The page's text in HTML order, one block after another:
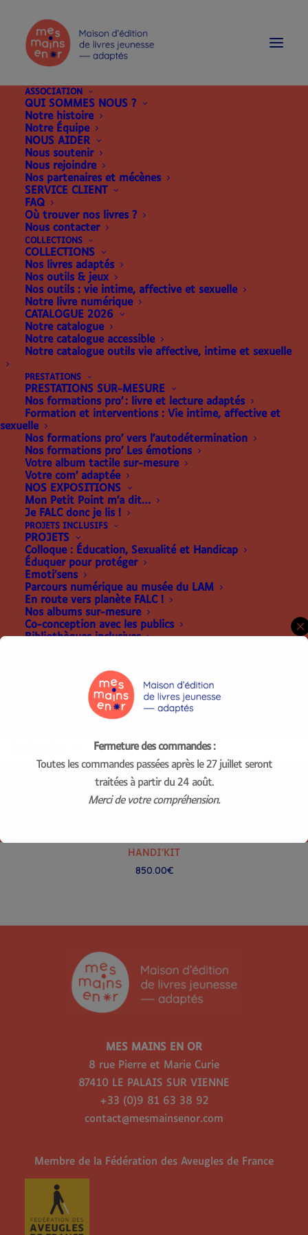
ASSOCIATION
QUI SOMMES NOUS ?
Notre histoire
Notre Équipe
NOUS AIDER
Nous soutenir
Nous rejoindre
Nos partenaires et mécènes
SERVICE CLIENT
FAQ
Où trouver nos livres ?
Nous contacter
COLLECTIONS
COLLECTIONS
Nos livres adaptés
Nos outils & jeux
Nos outils : vie intime, affective et sexuelle
Notre livre numérique
CATALOGUE 2026
Notre catalogue
Notre catalogue accessible
Notre catalogue outils vie affective, intime et sexuelle
PRESTATIONS
PRESTATIONS SUR-MESURE
Nos formations pro’ : livre et lecture adaptés
Formation et interventions : Vie intime, affective et
sexuelle
Nos formations pro’ vers l’autodétermination
Nos formations pro’ Les émotions
Votre album tactile sur-mesure
Votre com’ adaptée
NOS EXPOSITIONS
Mon Petit Point m’a dit…
Je FALC donc je lis !
PROJETS INCLUSIFS
PROJETS
Colloque : Éducation, Sexualité et Handicap
Éduquer pour protéger
Emoti’sens
Parcours numérique au musée du LAM
En route vers planète FALC !
Nos albums sur-mesure
Co-conception avec les publics
Bibliothèques inclusives
FAIRE UN DON
Votre panier est actuellement vide.
MALLETTES DE MÉDIATION
Voici le seul résultat
AJOUTER AU PANIER
HANDI’KIT
850.00€
MES MAINS EN OR
8 rue Pierre et Marie Curie
87410 LE PALAIS SUR VIENNE
+33 (0)9 81 63 38 92
contact@mesmainsenor.com
Membre de la Fédération des Aveugles de France
Fermeture des commandes :
Toutes les commandes passées après le 27 juillet seront
traitées à partir du 24 août.
Merci de votre compréhension.